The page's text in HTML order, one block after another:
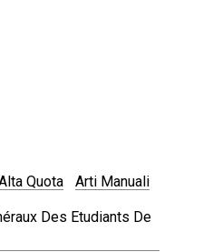
Quota Arti Manuali
Des Etudiants De